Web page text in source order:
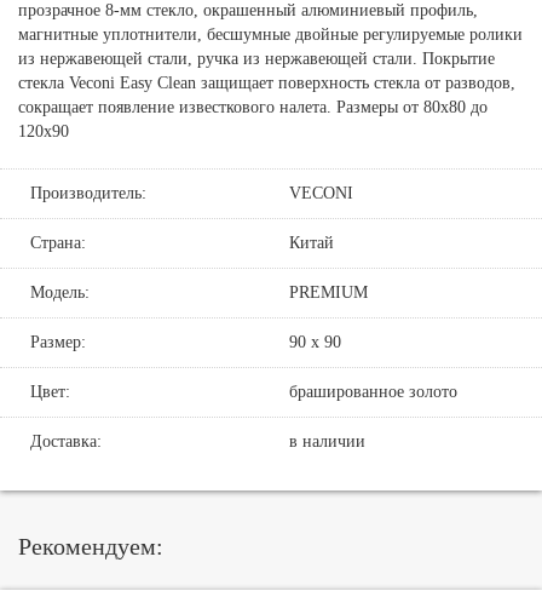
прозрачное 8-мм стекло, окрашенный алюминиевый профиль,
магнитные уплотнители, бесшумные двойные регулируемые ролики
из нержавеющей стали, ручка из нержавеющей стали. Покрытие
стекла Veconi Easy Clean защищает поверхность стекла от разводов,
сокращает появление известкового налета. Размеры от 80х80 до
120х90
Производитель: VECONI
Страна: Китай
Модель: PREMIUM
Размер: 90 х 90
Цвет: брашированное золото
Доставка: в наличии
Рекомендуем: